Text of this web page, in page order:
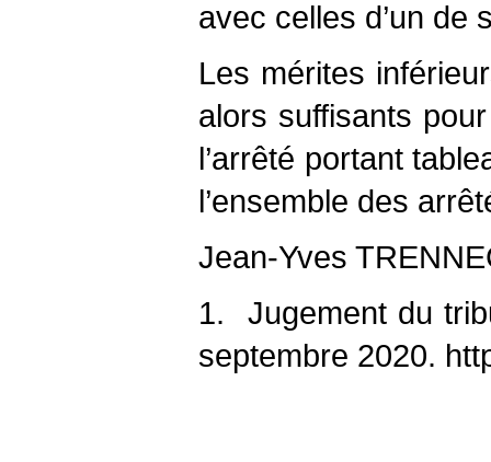
avec celles d’un de
Les mérites
alors suffisants
l’arrêté portant
l’ensemble des
Jean-Yves
1. Jugement du
septembre 2020.